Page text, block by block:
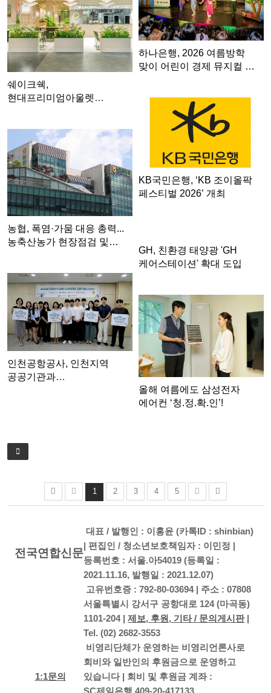
쉐이크쉑,
현대프리미엄아울렛
하나은행, 2026 여름방학
맞이 어린이 경제 뮤지컬 …
KB국민은행, ‘KB 조이올팍
페스티벌 2026’ 개최
농협, 폭염·가뭄 대응 총력...
농축산농가 현장점검 및…
GH, 친환경 태양광 'GH
케어스테이션' 확대 도입
인천공항공사, 인천지역
공공기관과
올해 여름에도 삼성전자
에어컨 ‘청.정.확.인’!
1 2 3 4 5
전국연합신문
대표 / 발행인 : 이홍윤 (카톡ID : shinbian)
| 편집인 / 청소년보호책임자 : 이민정 |
등록번호 : 서울.아54019 (등록일 :
2021.11.16, 발행일 : 2021.12.07)
고유번호증 : 792-80-03694 | 주소 : 07808
서울특별시 강서구 공항대로 124 (마곡동)
1101-204 | 제보, 후원, 기타 / 문의게시판|
Tel. (02) 2682-3553
1:1문의
비영리단체가 운영하는 비영리언론사로
회비와 일반인의 후원금으로 운영하고
있습니다 | 회비 및 후원금 계좌 :
SC제일은행 409-20-417133